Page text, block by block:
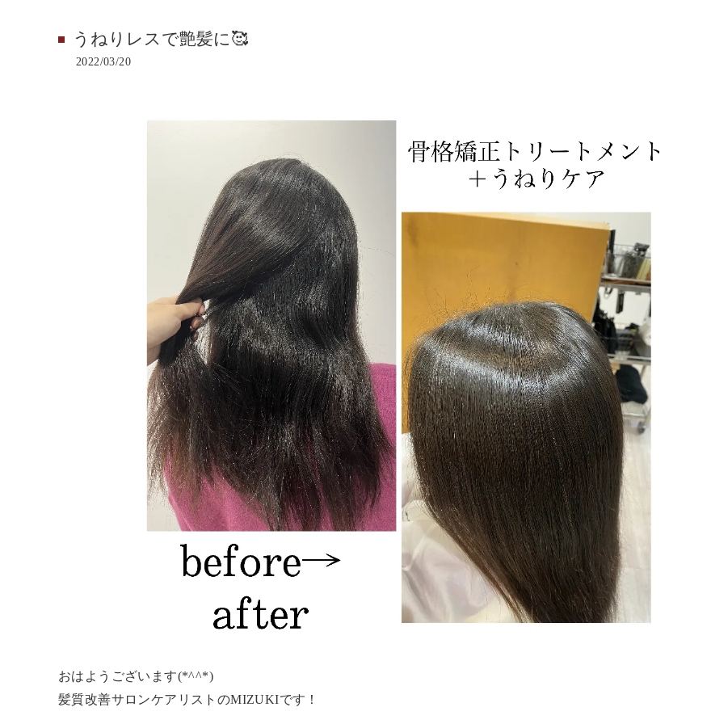
うねりレスで艶髪に🥰
2022/03/20
おはようございます(*^^*)
髪質改善サロンケアリストのMIZUKIです！